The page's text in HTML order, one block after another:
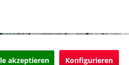
akzeptieren Konfigurieren